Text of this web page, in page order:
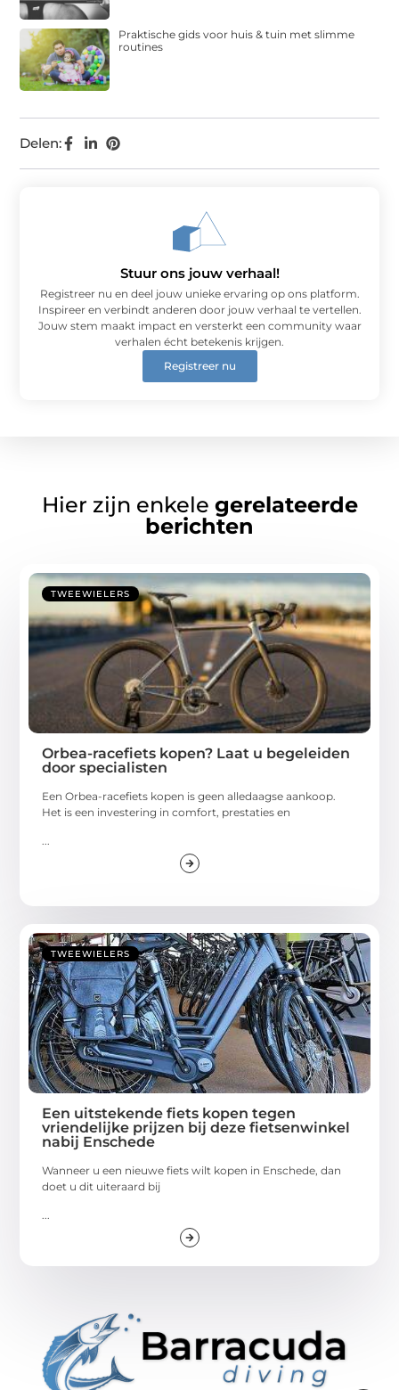
Delen:
Praktische gids voor huis & tuin met slimme
routines
Stuur ons jouw verhaal!
Registreer nu en deel jouw unieke ervaring op ons platform.
Inspireer en verbindt anderen door jouw verhaal te vertellen.
Jouw stem maakt impact en versterkt een community waar
verhalen écht betekenis krijgen.
Registreer nu
Hier zijn enkele gerelateerde
berichten
TWEEWIELERS
Orbea-racefiets kopen? Laat u begeleiden
door specialisten
Een Orbea-racefiets kopen is geen alledaagse aankoop.
Het is een investering in comfort, prestaties en
...
TWEEWIELERS
Een uitstekende fiets kopen tegen
vriendelijke prijzen bij deze fietsenwinkel
nabij Enschede
Wanneer u een nieuwe fiets wilt kopen in Enschede, dan
doet u dit uiteraard bij
...